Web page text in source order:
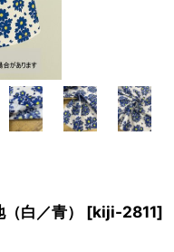
白／青） [kiji-2811]